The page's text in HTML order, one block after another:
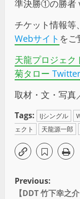
準決勝①の勝者
チケット情報等
Webサイト を
天龍プロジェク
菊タロー Twitter
取材・文・写
Tags: IJシングル
ェクト
天龍源一郎
Previous:
【DDT 竹下幸之